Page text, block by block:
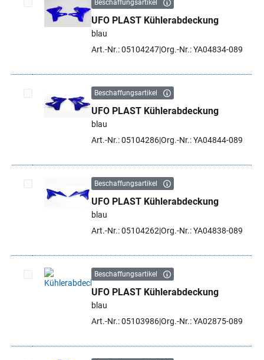
Artikel auswählen
Beschaffungsartikel
UFO PLAST Kühlerabdeckung
blau
Art.-Nr.: 05104247Org.-Nr.: YA04834-089
Artikel auswählen
Beschaffungsartikel
UFO PLAST Kühlerabdeckung
blau
Art.-Nr.: 05104286Org.-Nr.: YA04844-089
Artikel auswählen
Beschaffungsartikel
UFO PLAST Kühlerabdeckung
blau
Art.-Nr.: 05104262 Org.-Nr.: YA04838-089
Artikel auswählen
Beschaffungsartikel
UFO PLAST Kühlerabdeckung
blau
Art.-Nr.: 05103986Org.-Nr.: YA02875-089